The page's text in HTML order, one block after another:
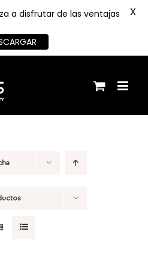
a disfrutar de las ventajas
X